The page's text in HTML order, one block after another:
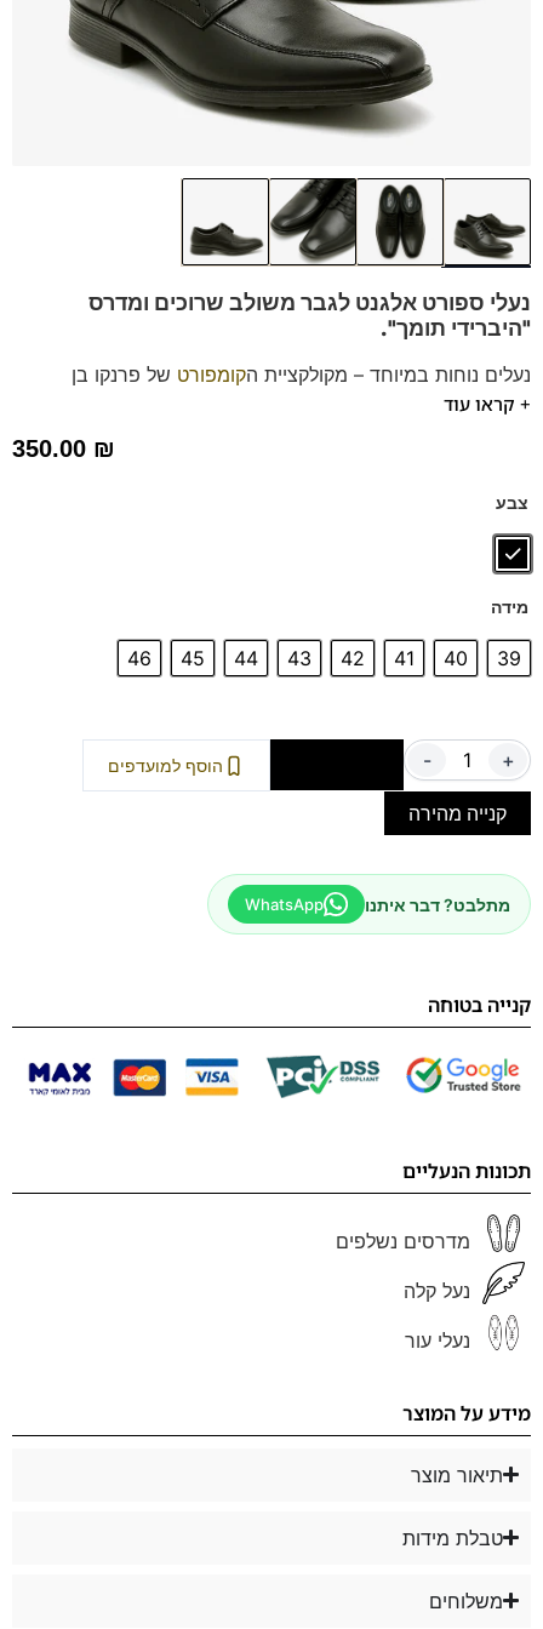
נעלי ספורט אלגנט לגבר משולב שרוכים ומדרס
"היברידי תומך".
נעלים נוחות במיוחד – מקולקציית הקומפורט של פרנקו בן
הנעליים עשויות עור רך ואיכותי.
+ קראו עוד
350.00 ₪
צבע
מידה
39
40
41
42
43
44
45
46
- + הוסף למועדפים
קנייה מהירה
מתלבט? דבר איתנו WhatsApp
קנייה בטוחה
תכונות הנעליים
מדרסים נשלפים
נעל קלה
נעלי עור
מידע על המוצר
תיאור מוצר
טבלת מידות
משלוחים